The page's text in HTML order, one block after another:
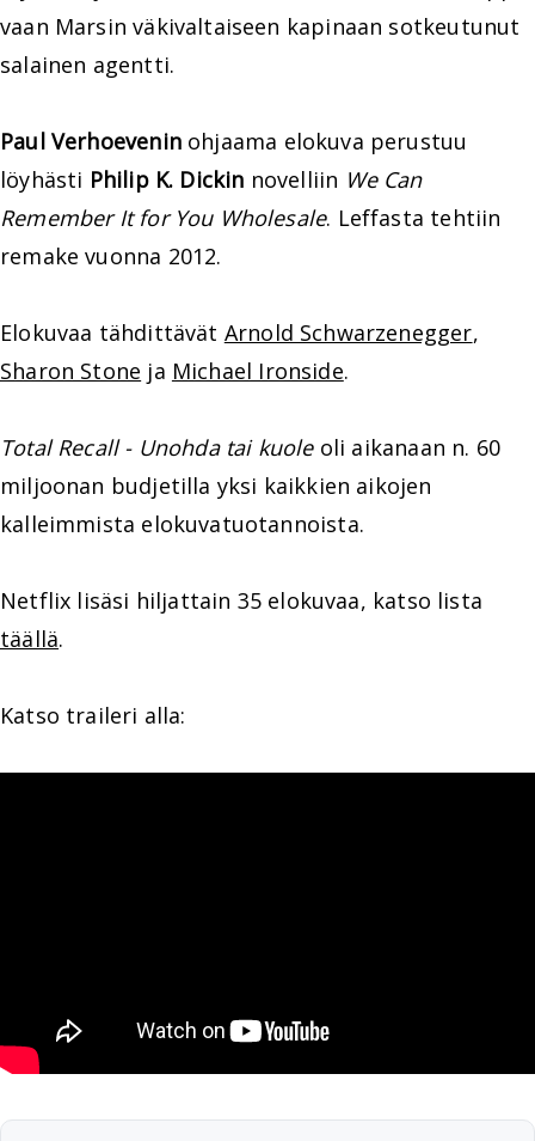
vaan Marsin väkivaltaiseen kapinaan sotkeutunut
salainen agentti.
Paul Verhoeveninohjaama elokuva perustuu
löyhästi Philip K. Dickin novelliin We Can
Remember It for You Wholesale. Leffasta tehtiin
remake vuonna 2012.
Elokuvaa tähdittävät Arnold Schwarzenegger,
Sharon Stone ja Michael Ironside.
Total Recall - Unohda tai kuoleoli aikanaan n. 60
miljoonan budjetilla yksi kaikkien aikojen
kalleimmista elokuvatuotannoista.
Netflix lisäsi hiljattain 35 elokuvaa, katso lista
täällä.
Katso traileri alla: